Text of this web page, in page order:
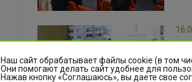
15
Наш сайт обрабатывает файлы cookie (в том
Они помогают делать сайт удобнее для
Нажав кнопку «Соглашаюсь», вы даете свое